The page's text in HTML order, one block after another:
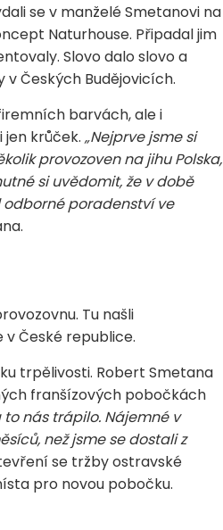
se v manželé Smetanovi na
Naturhouse. Připadal jim
Slovo dalo slovo a
Českých Budějovicích.
barvách, ale i
krůček. „Nejprve jsme si
provozoven na jihu Polska,
si uvědomit, že v době
odborné poradenství ve
Tu našli
České republice.
trpělivosti. Robert Smetana
franšízových pobočkách
to nás trápilo. Nájemné v
než jsme se dostali z
se tržby ostravské
pro novou pobočku.